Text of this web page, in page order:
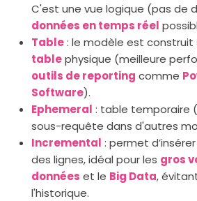
C'est une vue logique (pas de
données en temps réel
Table: le modèle est construit
tablephysique (meilleure
outils de reporting comme
Software).
Ephemeral : table temporaire
sous-requête dans d'autres
Incremental : permet
des lignes, idéal pour les gros
données et le Big Data,
l'historique.